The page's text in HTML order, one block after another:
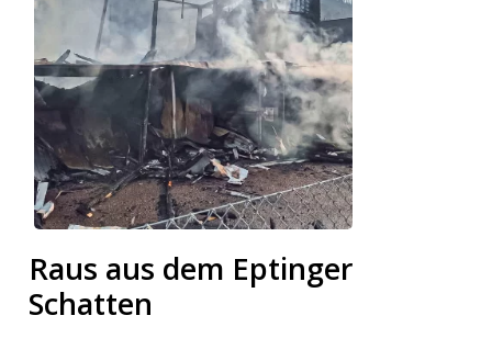
Raus aus dem Eptinger
Schatten